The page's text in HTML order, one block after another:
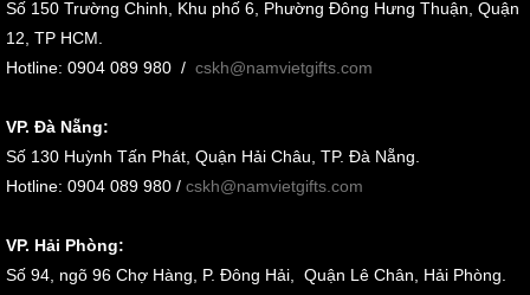
Số 150 Trường Chinh, Khu phố 6, Phường Đông Hưng Thuận, Quận
12, TP HCM.
Hotline: 0904 089 980 / cskh@namvietgifts.com
VP. Đà Nẵng:
Số 130 Huỳnh Tấn Phát, Quận Hải Châu, TP. Đà Nẵng
Hotline: 0904 089 980 / cskh@namvietgifts.com
VP. Hải Phòng:
Số 94, ngõ 96 Chợ Hàng, P. Đông Hải, Quận Lê Chân, Hải Phòng